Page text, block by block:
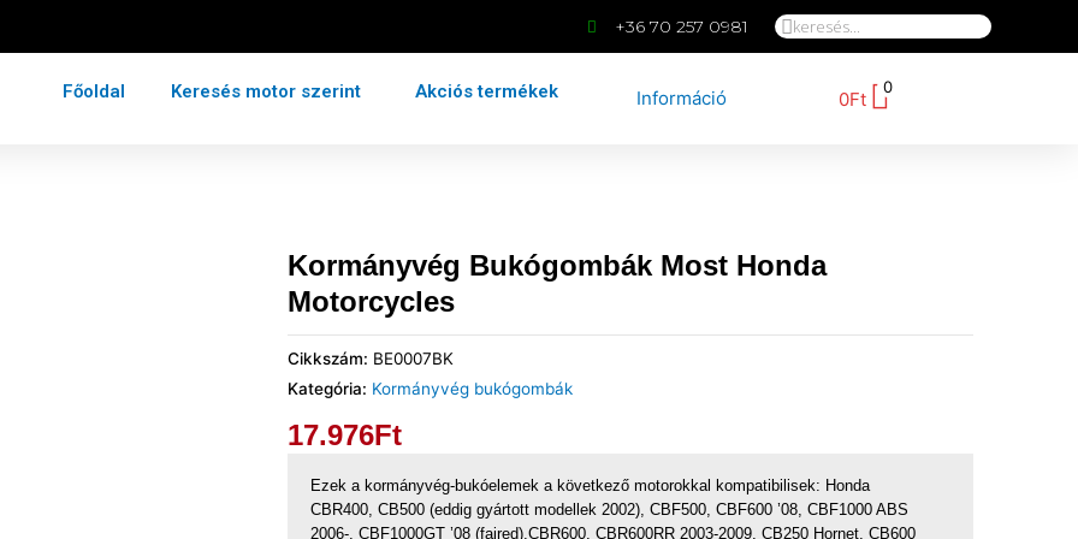
+36 70 257 0981
Főoldal Keresés motor szerint Akciós termékek Információ 0Ft
0
Kormányvég Bukógombák Most Honda
Motorcycles
Cikkszám: BE0007BK
Kategória: Kormányvég bukógombák
17.976Ft
Ezek a kormányvég-bukóelemek a következő motorokkal kompatibilisek: Honda
CBR400, CB500 (eddig gyártott modellek 2002), CBF500, CBF600 ’08, CBF1000 ABS
2006-, CBF1000GT ’08 (faired),CBR600, CBR600RR 2003-2009, CB250 Hornet, CB600